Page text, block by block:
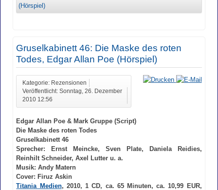
(Hörspiel)
Gruselkabinett 46: Die Maske des roten
Todes, Edgar Allan Poe (Hörspiel)
Kategorie: Rezensionen
Veröffentlicht: Sonntag, 26. Dezember
2010 12:56
Edgar Allan Poe & Mark Gruppe (Script)
Die Maske des roten Todes
Gruselkabinett 46
Sprecher: Ernst Meincke, Sven Plate, Daniela Reidies,
Reinhilt Schneider, Axel Lutter u. a.
Musik: Andy Matern
Cover: Firuz Askin
Titania Medien, 2010, 1 CD, ca. 65 Minuten, ca. 10,99 EUR,